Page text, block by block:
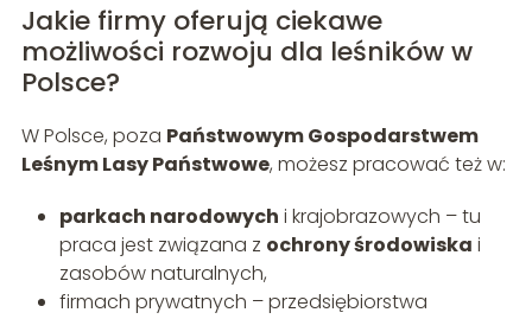
Jakie firmy oferują ciekawe
możliwości rozwoju dla leśników w
Polsce?
W Polsce, poza Państwowym Gospodarstwem
Leśnym Lasy Państwowe, możesz pracować też w:
parkach narodowych i krajobrazowych – tu
praca jest związana z ochrony środowiska i
zasobów naturalnych,
firmach prywatnych – przedsiębiorstwa